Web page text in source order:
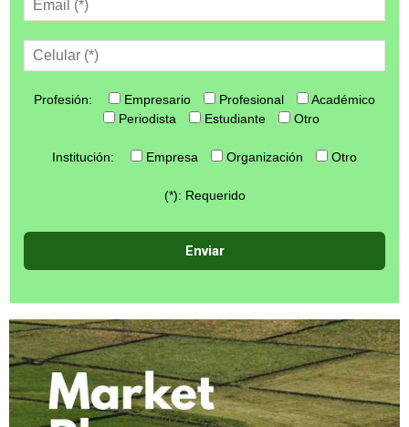
Profesión: Empresario Profesional
Académico
Periodista
Estudiante Otro
Institución: Empresa Organización Otro
(*): Requerido